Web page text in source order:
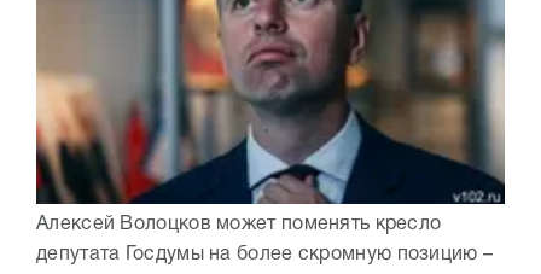
Алексей Волоцков может поменять кресло
депутата Госдумы на более скромную позицию –